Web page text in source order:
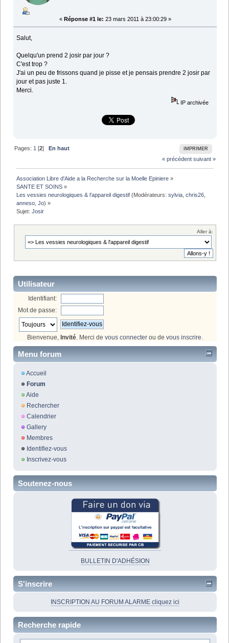
« Réponse #1 le: 23 mars 2011 à 23:00:29 »
Salut,
Quelqu'un prend 2 josir par jour ?
C'est trop ?
J'ai un peu de frissons quand je pisse et je pensais prendre 2 josir par
jour et pas juste 1.
Merci.
IP archivée
IMPRIMER
Pages: 1 [2]En haut
« précédent suivant »
Association Libre d'Aide a la Recherche sur la Moelle Epiniere »
SANTE ET SOINS »
Les vessies neurologiques & l'appareil digestif (Modérateurs:sylvia ,chris26
anneso ,Jo) »
Sujet:Josir
Aller à:
Utilisateur
Identifiant:
Mot de passe:
Bienvenue, Invité. Merci de vous connecter ou de vous inscrire.
Menu forum
Accueil
Forum
Aide
Rechercher
Calendrier
Gallery
Membres
Identifiez-vous
Inscrivez-vous
Soutenez-nous
BULLETIN D'ADHÉSION
S'inscrire
INSCRIPTION AU FORUM ALARME cliquez ici
Recherche rapide